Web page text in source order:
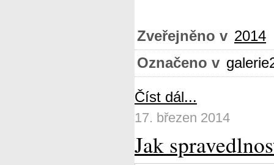
Zveřejněno v 2014
Označeno v
Číst dál...
17. březen 2014
Jak